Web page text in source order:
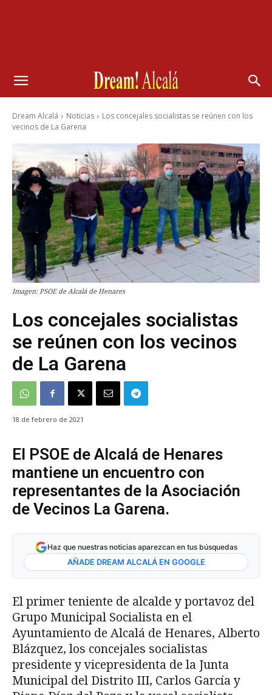
Dream Alcalá Noticias
Los concejales socialistas se reúnen con los
vecinos de La Garena
Imagen: PSOE de Alcalá de Henares
Los concejales socialistas
se reúnen con los vecinos
de La Garena
18 de febrero de 2021
El PSOE de Alcalá de Henares
mantiene un encuentro con
representantes de la Asociación
de Vecinos La Garena.
Haz que nuestras noticias aparezcan en tus búsquedas
AÑADE DREAM ALCALÁ EN GOOGLE
El primer teniente de alcalde y portavoz del
Grupo Municipal Socialista en el
Ayuntamiento de Alcalá de Henares, Alberto
Blázquez, los concejales socialistas
presidente y vicepresidenta de la Junta
Municipal del Distrito III, Carlos García y